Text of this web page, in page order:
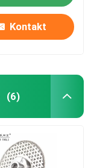
Kontakt
(6)